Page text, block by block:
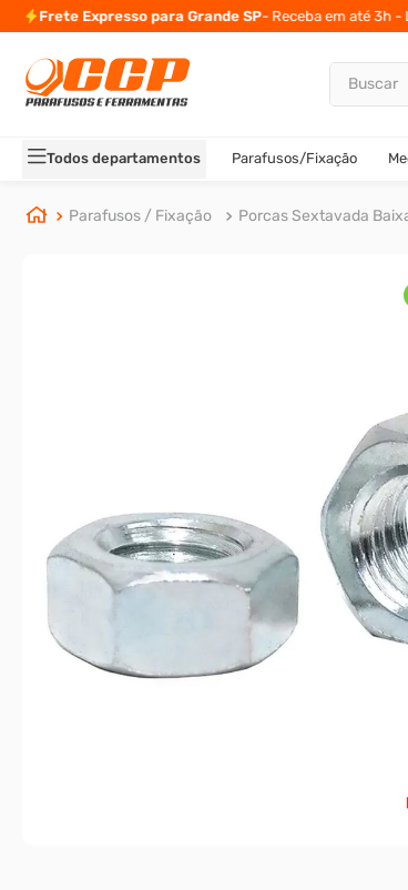
Frete Expresso para Grande SP- Receba em até 3h -
Buscar
Todos departamentos Parafusos/Fixação
Parafusos / Fixação Porcas Sextavada
TERMOS MAIS BUSCADOS
2º
carrinho titanium
3º
porca